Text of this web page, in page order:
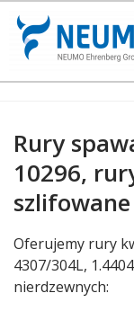
Rury
10296,
Treść
Oferujemy rury
4307/304L,
nierdzewnych: